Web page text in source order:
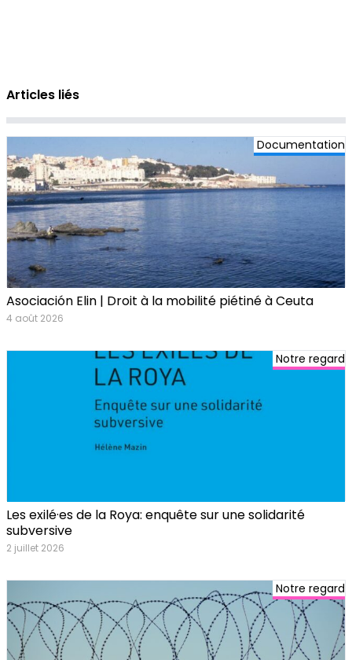
Articles liés
Documentation
Asociación Elin | Droit à la mobilité piétiné à Ceuta
4 août 2026
Notre regard
Les exilé·es de la Roya: enquête sur une solidarité
subversive
2 juillet 2026
Notre regard